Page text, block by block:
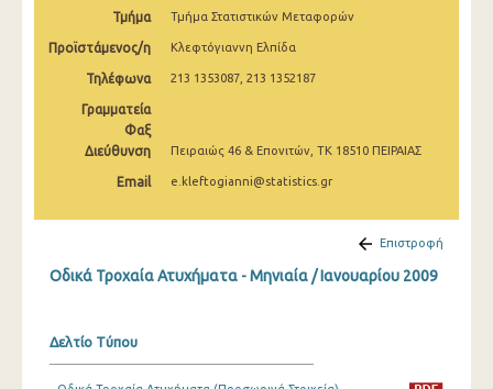
Οκτωβρίου 2024
Σεπτεμβρίου 2024
Αυγούστου 2024
Ιουλίου 2024
Μαΐου 2024
Μαρτίου 2024
Τμήμα Τμήμα Στατιστικών Μεταφορών
Προϊστάμενος/η Κλεφτόγιαννη Ελπίδα
Τηλέφωνα 213 1353087, 213 1352187
Γραμματεία
Φαξ
Διεύθυνση
Πειραιώς 46 & Επονιτών, ΤΚ 18510 ΠΕΙΡΑΙΑΣ
Email e.kleftogianni@statistics.gr
Επιστροφή
Οδικά Τροχαία Ατυχήματα - Μηνιαία / Ιανουαρίου 2009
Δελτίο Τύπου